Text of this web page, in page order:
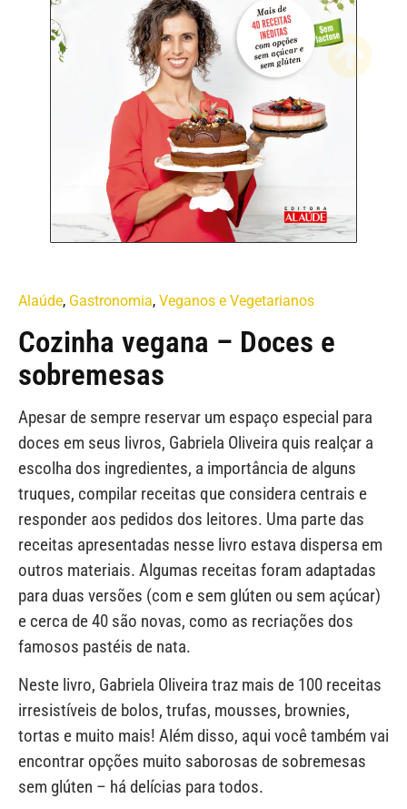
Alaúde, Gastronomia, Veganos e Vegetarianos
Cozinha vegana – Doces e
sobremesas
Apesar de sempre reservar um espaço especial para
doces em seus livros, Gabriela Oliveira quis realçar a
escolha dos ingredientes, a importância de alguns
truques, compilar receitas que considera centrais e
responder aos pedidos dos leitores. Uma parte das
receitas apresentadas nesse livro estava dispersa em
outros materiais. Algumas receitas foram adaptadas
para duas versões (com e sem glúten ou sem açúcar)
e cerca de 40 são novas, como as recriações dos
famosos pastéis de nata.
Neste livro, Gabriela Oliveira traz mais de 100 receitas
irresistíveis de bolos, trufas, mousses, brownies,
tortas e muito mais! Além disso, aqui você também vai
encontrar opções muito saborosas de sobremesas
sem glúten – há delícias para todos.